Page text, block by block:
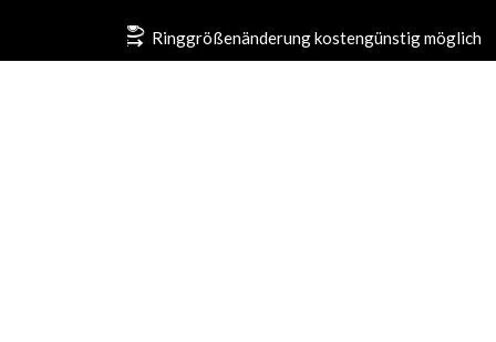
Ringgrößenänderung kostengünstig möglich